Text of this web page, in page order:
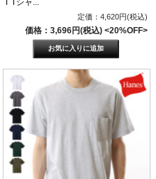
T Tシャ...
定価：4,620円(税込)
価格：3,696円(税込) <20%OFF>